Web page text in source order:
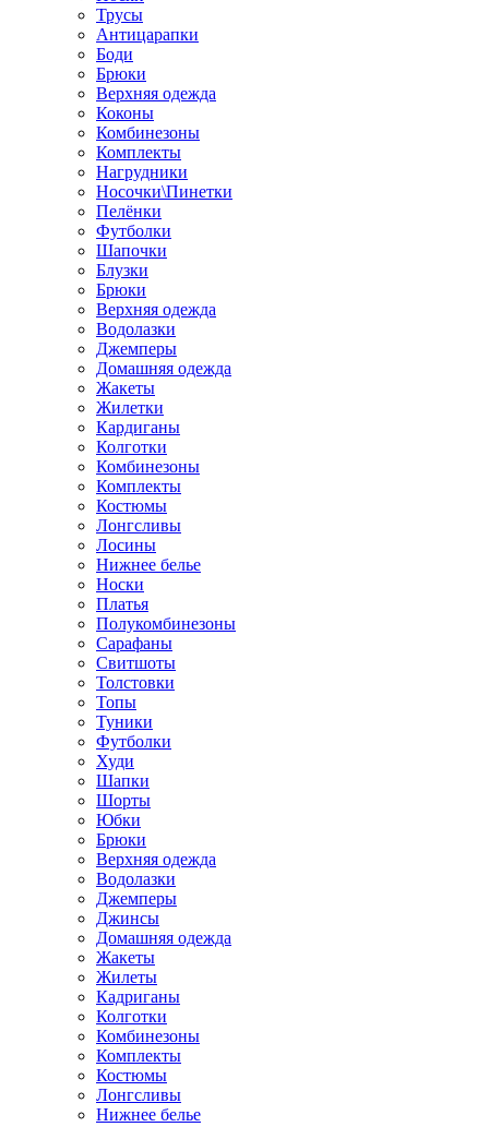
Трусы
Антицарапки
Боди
Брюки
Верхняя одежда
Коконы
Комбинезоны
Комплекты
Нагрудники
Носочки\Пинетки
Пелёнки
Футболки
Шапочки
Блузки
Брюки
Верхняя одежда
Водолазки
Джемперы
Домашняя одежда
Жакеты
Жилетки
Кардиганы
Колготки
Комбинезоны
Комплекты
Костюмы
Лонгсливы
Лосины
Нижнее белье
Носки
Платья
Полукомбинезоны
Сарафаны
Свитшоты
Толстовки
Топы
Туники
Футболки
Худи
Шапки
Шорты
Юбки
Брюки
Верхняя одежда
Водолазки
Джемперы
Джинсы
Домашняя одежда
Жакеты
Жилеты
Кадриганы
Колготки
Комбинезоны
Комплекты
Костюмы
Лонгсливы
Нижнее белье